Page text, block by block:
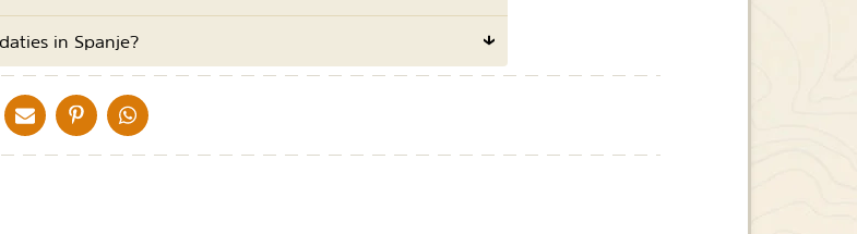
in Spanje?
OP X
DELEN VIA DE MAIL
DELEN OP PINTEREST
DELEN OP WHATSAPP